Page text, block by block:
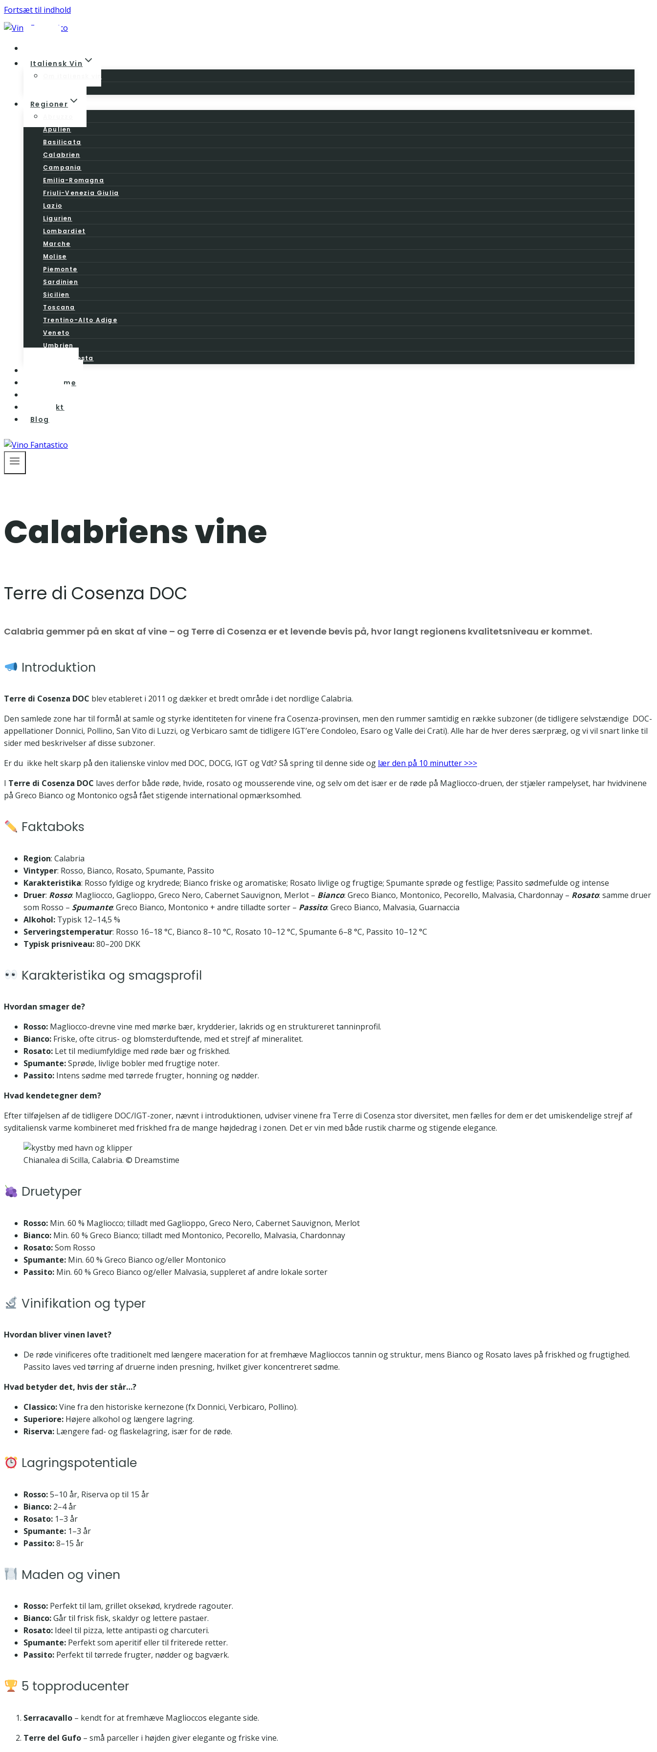
Fortsæt til indhold
Italiensk Vin
Regioner
Apulien
Basilicata
Calabrien
Campania
Emilia-Romagna
Friuli-Venezia Giulia
Lazio
Ligurien
Lombardiet
Marche
Molise
Piemonte
Sardinien
Sicilien
Toscana
Trentino-Alto Adige
Veneto
Umbrien
Valle d’Aosta
Vinturisme
Kontakt
Blog
Calabriens vine
Terre di Cosenza DOC
Calabria gemmer på en skat af vine – og Terre di Cosenza er et levende bevis på, hvor langt regionens kvalitetsniveau er kommet.
Introduktion
Terre di Cosenza DOC blev etableret i 2011 og dækker et bredt område i det nordlige Calabria.
Den samlede zone har til formål at samle og styrke identiteten for vinene fra Cosenza-provinsen, men den rummer samtidig en række subzoner (de tidligere selvstændige DOC-
appellationer Donnici, Pollino, San Vito di Luzzi, og Verbicaro samt de tidligere IGT’ere Condoleo, Esaro og Valle dei Crati). Alle har de hver deres særpræg, og vi vil snart linke til
sider med beskrivelser af disse subzoner.
Er du ikke helt skarp på den italienske vinlov med DOC, DOCG, IGT og Vdt? Så spring til denne side og lær den på 10 minutter >>>
I Terre di Cosenza DOC laves derfor både røde, hvide, rosato og mousserende vine, og selv om det især er de røde på Magliocco-druen, der stjæler rampelyset, har hvidvinene
på Greco Bianco og Montonico også fået stigende international opmærksomhed.
Faktaboks
Region: Calabria
Vintyper: Rosso, Bianco, Rosato, Spumante, Passito
Karakteristika: Rosso fyldige og krydrede; Bianco friske og aromatiske; Rosato livlige og frugtige; Spumante sprøde og festlige; Passito sødmefulde og intense
Druer: Rosso: Magliocco, Gaglioppo, Greco Nero, Cabernet Sauvignon, Merlot – Bianco: Greco Bianco, Montonico, Pecorello, Malvasia, Chardonnay – Rosato: samme druer
som Rosso – Spumante: Greco Bianco, Montonico + andre tilladte sorter – Passito: Greco Bianco, Malvasia, Guarnaccia
Alkohol: Typisk 12–14,5 %
Serveringstemperatur: Rosso 16–18 °C, Bianco 8–10 °C, Rosato 10–12 °C, Spumante 6–8 °C, Passito 10–12 °C
Typisk prisniveau:80–200 DKK
Karakteristika og smagsprofil
Hvordan smager de?
Rosso: Magliocco-drevne vine med mørke bær, krydderier, lakrids og en struktureret tanninprofil.
Bianco: Friske, ofte citrus- og blomsterduftende, med et strejf af mineralitet.
Rosato: Let til mediumfyldige med røde bær og friskhed.
Spumante:Sprøde, livlige bobler med frugtige noter.
Passito: Intens sødme med tørrede frugter, honning og nødder.
Hvad kendetegner dem?
Efter tilføjelsen af de tidligere DOC/IGT-zoner, nævnt i introduktionen, udviser vinene fra Terre di Cosenza stor diversitet, men fælles for dem er det umiskendelige strejf af
syditaliensk varme kombineret med friskhed fra de mange højdedrag i zonen. Det er vin med både rustik charme og stigende elegance.
Chianalea di Scilla, Calabria. © Dreamstime
Druetyper
Rosso: Min. 60 % Magliocco; tilladt med Gaglioppo, Greco Nero, Cabernet Sauvignon, Merlot
Bianco: Min. 60 % Greco Bianco; tilladt med Montonico, Pecorello, Malvasia, Chardonnay
Rosato:Som Rosso
Spumante: Min. 60 % Greco Bianco og/eller Montonico
Passito: Min. 60 % Greco Bianco og/eller Malvasia, suppleret af andre lokale sorter
Vinifikation og typer
Hvordan bliver vinen lavet?
De røde vinificeres ofte traditionelt med længere maceration for at fremhæve Maglioccos tannin og struktur, mens Bianco og Rosato laves på friskhed og frugtighed.
Passito laves ved tørring af druerne inden presning, hvilket giver koncentreret sødme.
Hvad betyder det, hvis der står…?
Classico:Vine fra den historiske kernezone (fx Donnici, Verbicaro, Pollino).
Superiore: Højere alkohol og længere lagring.
Riserva: Længere fad- og flaskelagring, især for de røde.
Lagringspotentiale
Rosso:5–10 år, Riserva op til 15 år
Bianco: 2–4 år
Rosato: 1–3 år
Spumante: 1–3 år
Passito:8–15 år
Maden og vinen
Rosso: Perfekt til lam, grillet oksekød, krydrede ragouter.
Bianco:Går til frisk fisk, skaldyr og lettere pastaer.
Rosato: Ideel til pizza, lette antipasti og charcuteri.
Spumante: Perfekt som aperitif eller til friterede retter.
Passito: Perfekt til tørrede frugter, nødder og bagværk.
5 topproducenter
Serracavallo – kendt for at fremhæve Maglioccos elegante side.
Terre del Gufo – små parceller i højden giver elegante og friske vine.